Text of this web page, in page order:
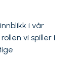
i vår
vi spiller i